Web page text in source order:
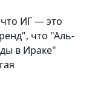
ИГ — это
что "Аль-
в Ираке"